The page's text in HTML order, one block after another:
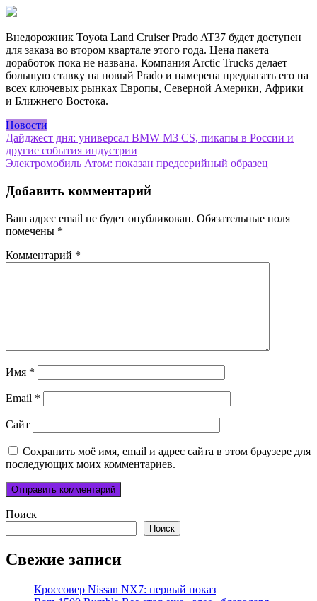
Внедорожник Toyota Land Cruiser Prado AT37 будет доступен
для заказа во втором квартале этого года. Цена пакета
доработок пока не названа. Компания Arctic Trucks делает
большую ставку на новый Prado и намерена предлагать его на
всех ключевых рынках Европы, Северной Америки, Африки
и Ближнего Востока.
Новости
Навигация
по
Дайджест дня: универсал BMW M3 CS, пикапы в России и
другие события индустрии
Электромобиль Атом: показан предсерийный образец
Добавить комментарий
Ваш адрес email не будет опубликован. Обязательные поля
помечены *
Комментарий *
Имя *
Email *
Сайт
Сохранить моё имя, email и адрес сайта в этом браузере для
последующих моих комментариев.
Поиск
Поиск
Свежие записи
Кроссовер Nissan NX7: первый показ